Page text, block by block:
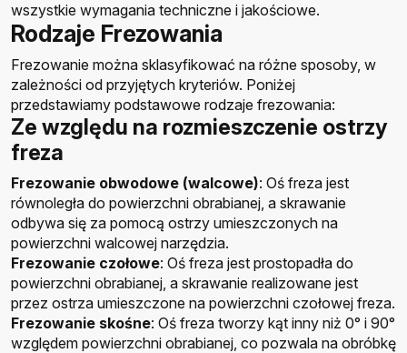
wszystkie wymagania techniczne i jakościowe.
Rodzaje Frezowania
Frezowanie można sklasyfikować na różne sposoby, w
zależności od przyjętych kryteriów. Poniżej
przedstawiamy podstawowe rodzaje frezowania:
Ze względu na rozmieszczenie ostrzy
freza
Frezowanie obwodowe (walcowe): Oś freza jest
równoległa do powierzchni obrabianej, a skrawanie
odbywa się za pomocą ostrzy umieszczonych na
powierzchni walcowej narzędzia.
Frezowanie czołowe: Oś freza jest prostopadła do
powierzchni obrabianej, a skrawanie realizowane jest
przez ostrza umieszczone na powierzchni czołowej freza.
Frezowanie skośne: Oś freza tworzy kąt inny niż 0° i 90°
względem powierzchni obrabianej, co pozwala na obróbkę